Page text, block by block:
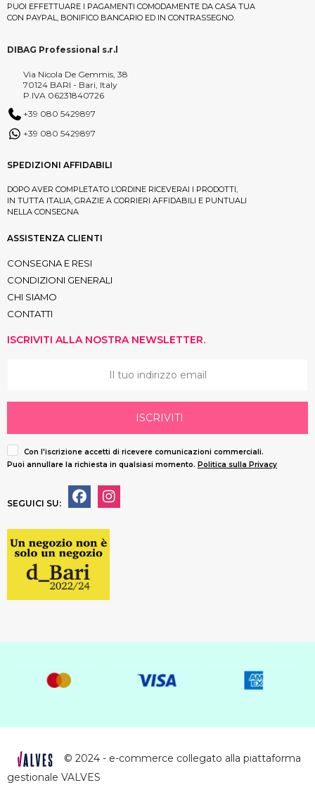
PUOI EFFETTUARE I PAGAMENTI COMODAMENTE DA CASA TUA
CON PAYPAL, BONIFICO BANCARIO ED IN CONTRASSEGNO.
DIBAG Professional s.r.l
Via Nicola De Gemmis, 38
70124 BARI - Bari, Italy
P.IVA 06231840726
+39 080 5429897
+39 080 5429897
SPEDIZIONI AFFIDABILI
DOPO AVER COMPLETATO L’ORDINE RICEVERAI I PRODOTTI,
IN TUTTA ITALIA, GRAZIE A CORRIERI AFFIDABILI E PUNTUALI
NELLA CONSEGNA
ASSISTENZA CLIENTI
CONSEGNA E RESI
CONDIZIONI GENERALI
CHI SIAMO
CONTATTI
ISCRIVITI ALLA NOSTRA NEWSLETTER.
ISCRIVITI
Con l'iscrizione accetti di ricevere comunicazioni commerciali.
Puoi annullare la richiesta in qualsiasi momento. Politica sulla Privacy
SEGUICI SU:
© 2024 - e-commerce collegato alla piattaforma
gestionale VALVES